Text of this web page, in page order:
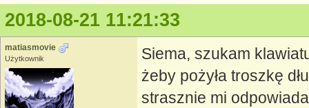
2018-08-21 11:21:33
matiasmovie
Użytkownik
Siema, szukam
żeby pożyła troszkę
strasznie mi